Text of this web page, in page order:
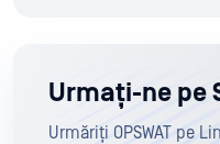
Urmați-ne pe
Urmăriți OPSWAT pe